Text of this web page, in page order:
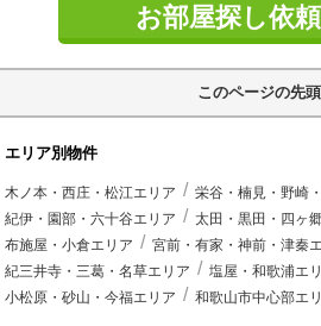
お部屋探し依
このページの先
エリア別物件
木ノ本・西庄・松江エリア
栄谷・楠見・野崎
紀伊・園部・六十谷エリア
太田・黒田・四ヶ
布施屋・小倉エリア
宮前・有家・神前・津秦
紀三井寺・三葛・名草エリア
塩屋・和歌浦エ
小松原・砂山・今福エリア
和歌山市中心部エ